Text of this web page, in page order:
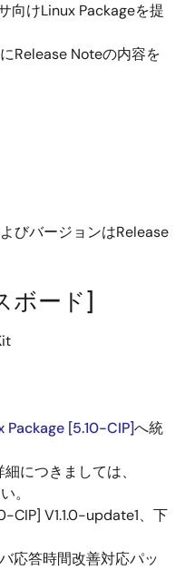
向けLinux Packageを提
Release Noteの内容を
びバージョンはRelease
ボード]
Package [5.10-CIP]へ統
きましては、
。
CIP] V1.1.0-update1、下
間改善対応パッ